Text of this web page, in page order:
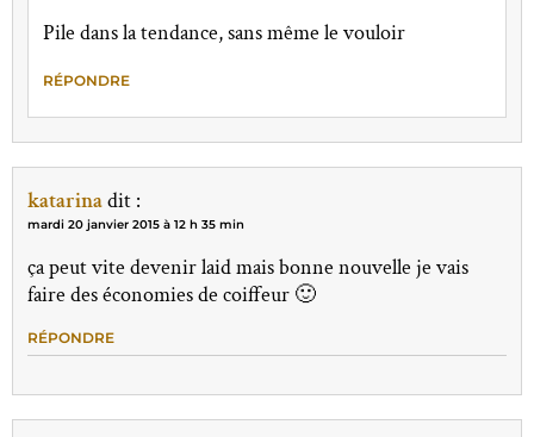
Pile dans la tendance, sans même le vouloir
RÉPONDRE
katarinadit :
mardi 20 janvier 2015 à 12 h 35 min
ça peut vite devenir laid mais bonne nouvelle je vais
faire des économies de coiffeur 🙂
RÉPONDRE